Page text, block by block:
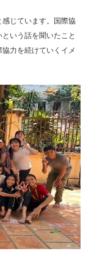
じています。国際協
いう話を聞いたこと
力を続けていくイメ